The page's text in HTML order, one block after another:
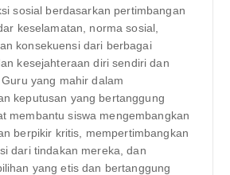
sosial berdasarkan pertimbangan
keselamatan, norma sosial,
konsekuensi dari berbagai
kesejahteraan diri sendiri dan
yang mahir dalam
keputusan yang bertanggung
membantu siswa mengembangkan
berpikir kritis, mempertimbangkan
dari tindakan mereka, dan
yang etis dan bertanggung